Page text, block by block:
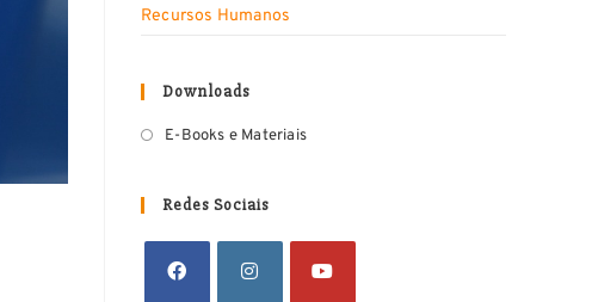
Recursos Humanos
Downloads
E-Books e Materiais
Redes Sociais